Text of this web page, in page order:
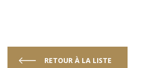
RETOUR À LA LISTE